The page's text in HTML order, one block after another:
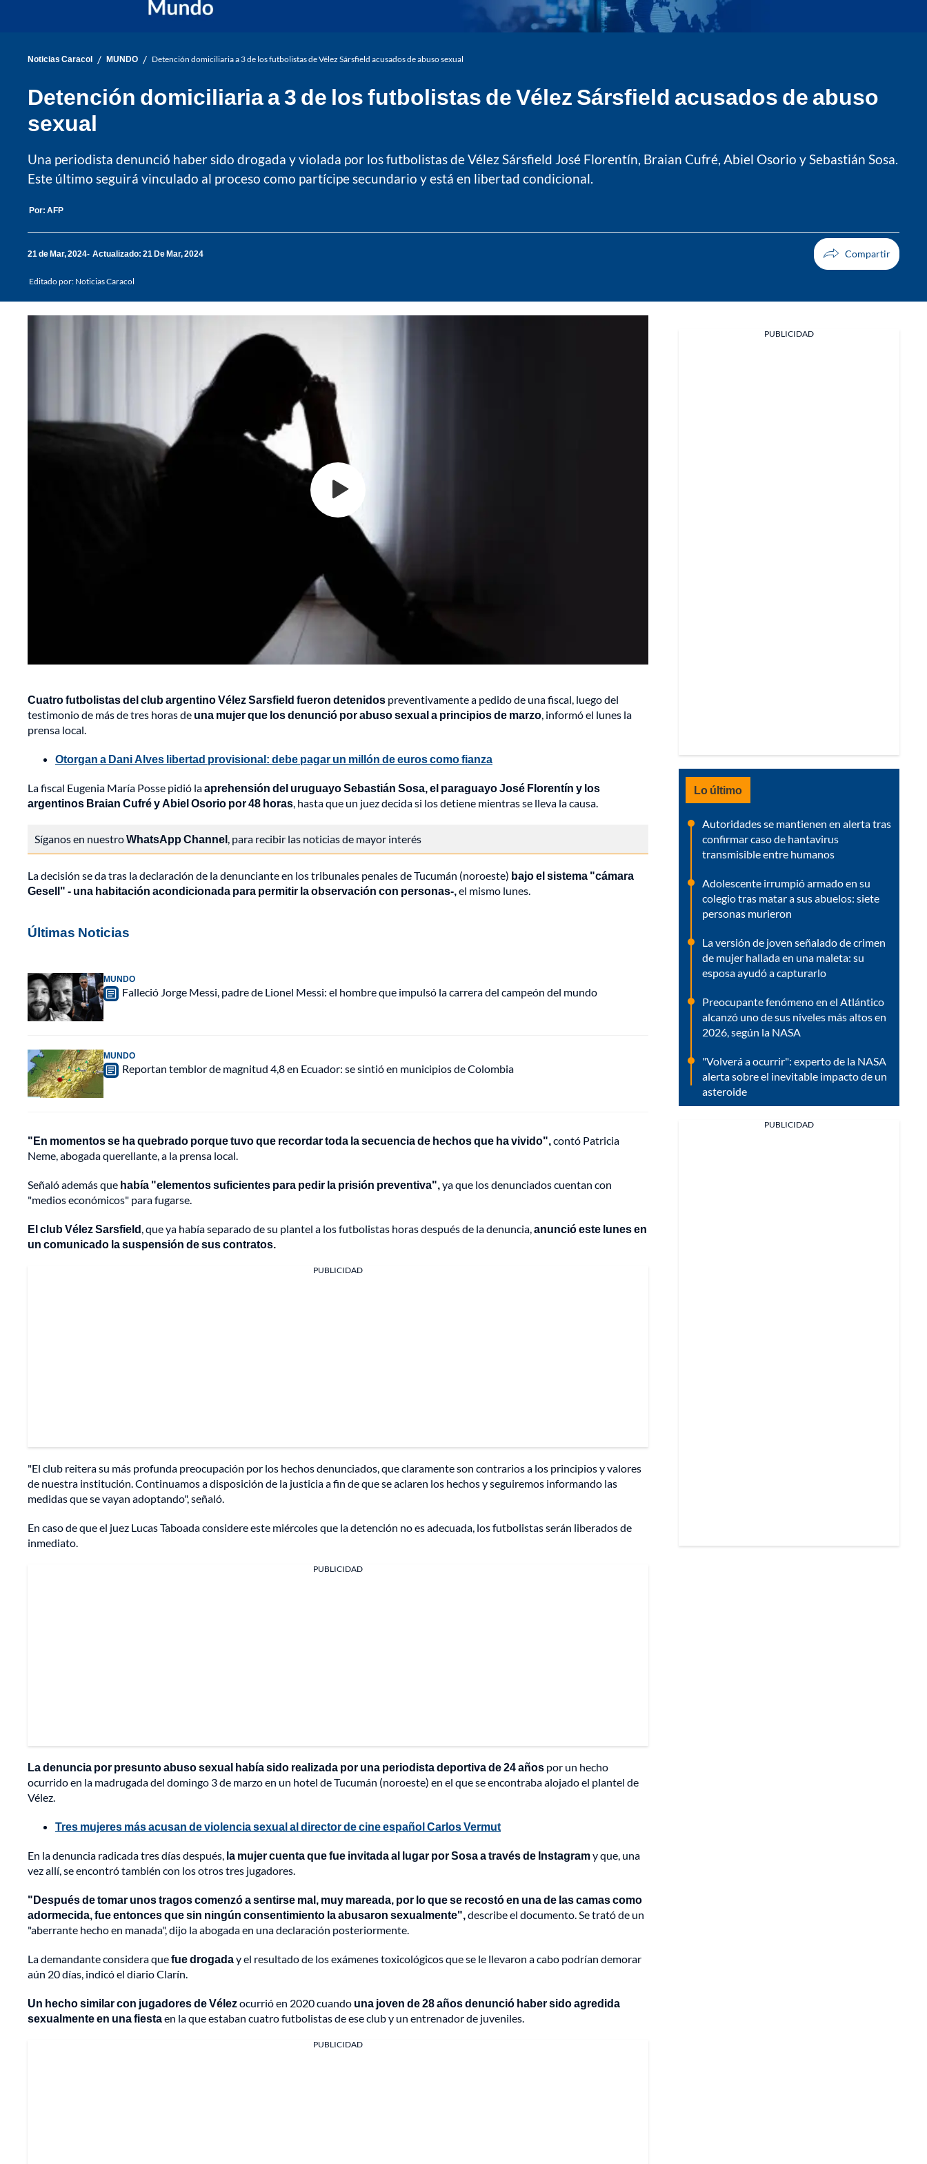
Noticias Caracol / MUNDO / Detención domiciliaria a 3 de los futbolistas de Vélez Sársfield acusados de abuso sexual
Detención domiciliaria a 3 de los futbolistas de Vélez Sársfield acusados de abuso
sexual
Una periodista denunció haber sido drogada y violada por los futbolistas de Vélez Sársfield José Florentín, Braian Cufré, Abiel Osorio y Sebastián Sosa.
Este último seguirá vinculado al proceso como partícipe secundario y está en libertad condicional.
Por: AFP
21 de Mar, 2024 Actualizado: 21 De Mar, 2024
Editado por: Noticias Caracol
Cuatro futbolistas del club argentino Vélez Sarsfield fueron detenidos preventivamente a pedido de una fiscal, luego del
testimonio de más de tres horas de una mujer que los denunció por abuso sexual a principios de marzo, informó el lunes la
prensa local.
Otorgan a Dani Alves libertad provisional: debe pagar un millón de euros como fianza
La fiscal Eugenia María Posse pidió laaprehensión del uruguayo Sebastián Sosa, el paraguayo José Florentín y los
argentinos Braian Cufré y Abiel Osorio por 48 horas, hasta que un juez decida si los detiene mientras se lleva la causa.
Síganos en nuestroWhatsApp Channel, para recibir las noticias de mayor interés
La decisión se da tras la declaración de la denunciante en los tribunales penales de Tucumán (noroeste) bajo el sistema "cámara
Gesell" - una habitación acondicionada para permitir la observación con personas-,el mismo lunes.
Últimas Noticias
MUNDO
Falleció Jorge Messi, padre de Lionel Messi: el hombre que impulsó la carrera del campeón del mundo
MUNDO
Reportan temblor de magnitud 4,8 en Ecuador: se sintió en municipios de Colombia
"En momentos se ha quebrado porque tuvo que recordar toda la secuencia de hechos que ha vivido",contó Patricia
Neme, abogada querellante, a la prensa local.
Señaló además que había "elementos suficientes para pedir la prisión preventiva",ya que los denunciados cuentan con
"medios económicos" para fugarse.
El club Vélez Sarsfield, que ya había separado de su plantel a los futbolistas horas después de la denuncia,anunció este lunes en
un comunicado la suspensión de sus contratos.
PUBLICIDAD
"El club reitera su más profunda preocupación por los hechos denunciados, que claramente son contrarios a los principios y valores
de nuestra institución. Continuamos a disposición de la justicia a fin de que se aclaren los hechos y seguiremos informando las
medidas que se vayan adoptando", señaló.
En caso de que el juez Lucas Taboada considere este miércoles que la detención no es adecuada, los futbolistas serán liberados de
inmediato.
PUBLICIDAD
La denuncia por presunto abuso sexual había sido realizada por una periodista deportiva de 24 años por un hecho
ocurrido en la madrugada del domingo 3 de marzo en un hotel de Tucumán (noroeste) en el que se encontraba alojado el plantel de
Vélez.
Tres mujeres más acusan de violencia sexual al director de cine español Carlos Vermut
En la denuncia radicada tres días después, la mujer cuenta que fue invitada al lugar por Sosa a través de Instagramy que, una
vez allí, se encontró también con los otros tres jugadores.
"Después de tomar unos tragos comenzó a sentirse mal, muy mareada, por lo que se recostó en una de las camas como
adormecida, fue entonces que sin ningún consentimiento la abusaron sexualmente",describe el documento. Se trató de un
"aberrante hecho en manada", dijo la abogada en una declaración posteriormente.
La demandante considera quefue drogaday el resultado de los exámenes toxicológicos que se le llevaron a cabo podrían demorar
aún 20 días, indicó el diario Clarín.
Un hecho similar con jugadores de Vélezocurrió en 2020 cuando una joven de 28 años denunció haber sido agredida
sexualmente en una fiestaen la que estaban cuatro futbolistas de ese club y un entrenador de juveniles.
PUBLICIDAD
PUBLICIDAD
Lo último
Autoridades se mantienen en alerta tras
confirmar caso de hantavirus
transmisible entre humanos
Adolescente irrumpió armado en su
colegio tras matar a sus abuelos: siete
personas murieron
La versión de joven señalado de crimen
de mujer hallada en una maleta: su
esposa ayudó a capturarlo
Preocupante fenómeno en el Atlántico
alcanzó uno de sus niveles más altos en
2026, según la NASA
"Volverá a ocurrir": experto de la NASA
alerta sobre el inevitable impacto de un
asteroide
PUBLICIDAD